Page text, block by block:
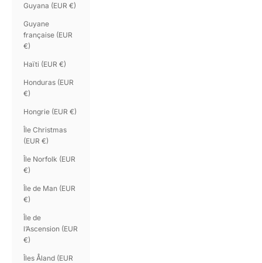
Guyana (EUR €)
Guyane
française (EUR
€)
Haïti (EUR €)
Honduras (EUR
€)
Hongrie (EUR €)
Île Christmas
(EUR €)
Île Norfolk (EUR
€)
Île de Man (EUR
€)
Île de
l’Ascension (EUR
€)
Îles Åland (EUR